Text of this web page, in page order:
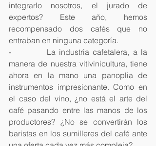
integrarlo nosotros, el jurado de
expertos? Este año, hemos
recompensado dos cafés que no
entraban en ninguna categoría.
-          La industria cafetalera, a la
manera de nuestra vitivinicultura, tiene
ahora en la mano una panoplia de
instrumentos impresionante. Como en
el caso del vino, ¿no está el arte del
café pasando entre las manos de los
productores? ¿No se convertirán los
baristas en los sumilleres del café ante